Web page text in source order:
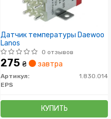
Датчик температуры Daewoo
Lanos
0 отзывов
275 ₴ завтра
Артикул:
1.830.014
EPS
КУПИТЬ